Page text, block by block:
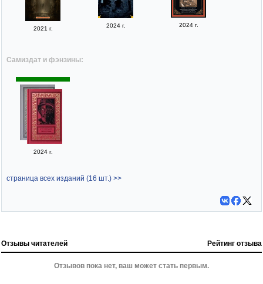
2021 г. 2024 г. 2024 г.
Самиздат и фэнзины:
2024 г.
страница всех изданий (16 шт.) >>
Отзывы читателей Рейтинг отзыва
Отзывов пока нет, ваш может стать первым.